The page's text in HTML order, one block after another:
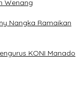
Wenang
Nangka Ramaikan
KONI Manado